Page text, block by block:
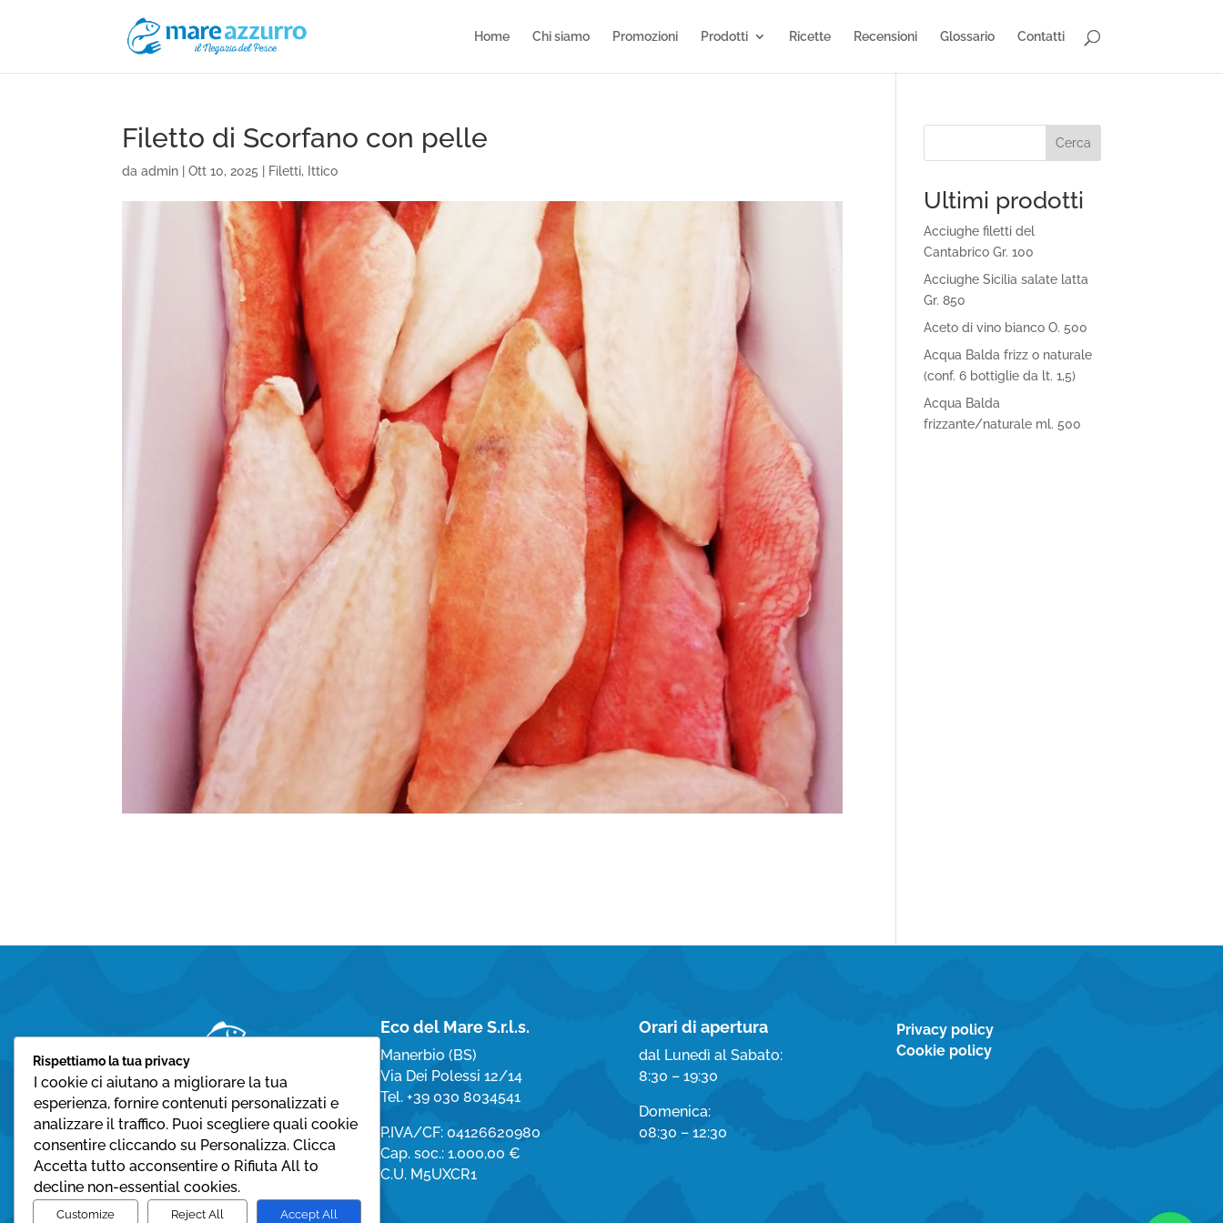
Home Chi siamo Promozioni Prodotti Ricette Recensioni Glossario Contatti
Filetto di Scorfano con pelle
daadmin |Ott 10, 2025 Filetti, Ittico
Cerca
Ultimi prodotti
Acciughe filetti del
Cantabrico Gr. 100
Acciughe Sicilia salate latta
Gr. 850
Aceto di vino bianco O. 500
Acqua Balda frizz o naturale
(conf. 6 bottiglie da lt. 1,5)
Acqua Balda
frizzante/naturale ml. 500
Eco del Mare S.r.l.s.
Manerbio (BS)
Via Dei Polessi 12/14
Tel. +39 030 8034541
P.IVA/CF: 04126620980
Cap. soc.: 1.000,00 €
C.U. M5UXCR1
Orari di apertura
dal Lunedì al Sabato:
8:30 – 19:30
Domenica:
08:30 – 12:30
Privacy policy
Cookie policy
Rispettiamo la tua privacy
I cookie ci aiutano a migliorare la tua
esperienza, fornire contenuti personalizzati e
analizzare il traffico. Puoi scegliere quali cookie
consentire cliccando su Personalizza. Clicca
Accetta tutto acconsentire o Rifiuta All to
decline non-essential cookies.
Customize Reject All Accept All